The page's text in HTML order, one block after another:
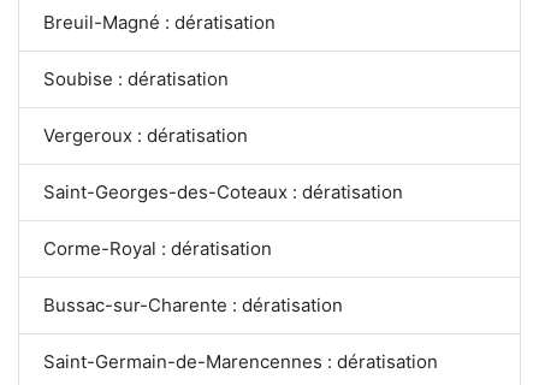
Breuil-Magné : dératisation
Soubise : dératisation
Vergeroux : dératisation
Saint-Georges-des-Coteaux : dératisation
Corme-Royal : dératisation
Bussac-sur-Charente : dératisation
Saint-Germain-de-Marencennes : dératisation